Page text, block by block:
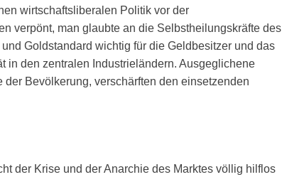
wirtschaftsliberalen Politik vor der
verpönt, man glaubte an die Selbstheilungskräfte des
Goldstandard wichtig für die Geldbesitzer und das
in den zentralen Industrieländern. Ausgeglichene
Bevölkerung, verschärften den einsetzenden
der Krise und der Anarchie des Marktes völlig hilflos